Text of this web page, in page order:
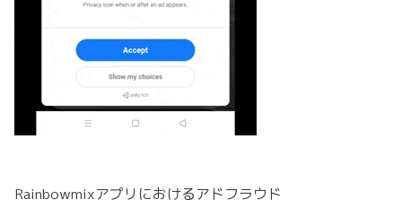
Rainbowmixアプリにおけるアドフラウド